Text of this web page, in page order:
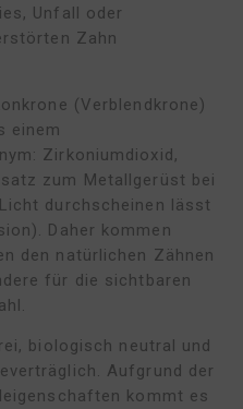
Unfall oder
Zahn
(Verblendkrone)
einem
Zirkoniumdioxid,
zum Metallgerüst bei
durchscheinen lässt
Daher kommen
den natürlichen Zähnen
für die sichtbaren
biologisch neutral und
Aufgrund der
kommt es